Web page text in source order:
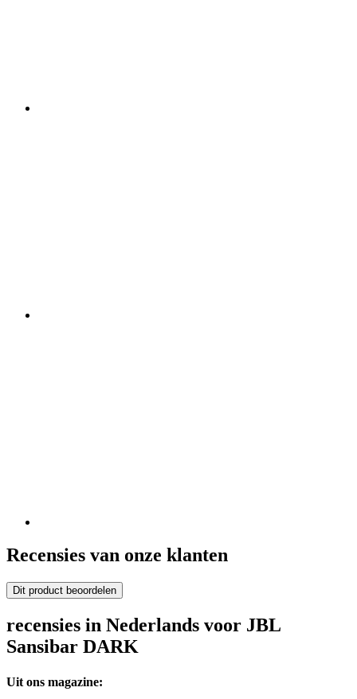
Recensies van onze klanten
Dit product beoordelen
recensies in Nederlands voor JBL
Sansibar DARK
Uit ons magazine: